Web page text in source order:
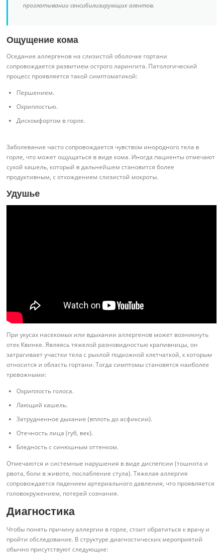
проглатывании сенсибилизирующих агентов.
Ощущение кома
Оседание аллергенов на слизистой оболочке гортани
сопровождается развитием острого ларингита. Патологический
процесс проявляется такой симптоматикой:
Першением.
Охриплостью.
Дискомфортом в горле.
Заболевание часто сопровождается чувством инородного тела в
горле, что может ощущаться в виде кома. Иногда пациенты отмечают
сухой кашель, который в дальнейшем становится более
продуктивным, с отхождением слизистой мокроты.
Удушье
При укусах насекомых или вдыхании аллергенов может возникнуть
отек Квинке. Являясь тяжелой разновидностью крапивницы, он
затрагивает участки тела с рыхлой подкожной клетчаткой, к которым
относится и область гортани. Тогда симптомы становятся наиболее
тревожными:
Охриплость голоса.
Лающий кашель.
Затрудненное дыхание (вплоть до асфиксии).
Отечность лица (губ, век).
Бледность с синюшным оттенком.
Отмечаются и системные нарушения в виде диспепсии (тошнота и
рвота, боли в животе, послабление стула). Тяжелая аллергия
сопровождается падением артериального давления, что проявляется
головокружением, потерей сознания.
Диагностика
Чтобы понять причину аллергии в горле, стоит обратиться к врачу и
пройти обследование. В структуре диагностических мероприятий
обычно присутствуют следующие: